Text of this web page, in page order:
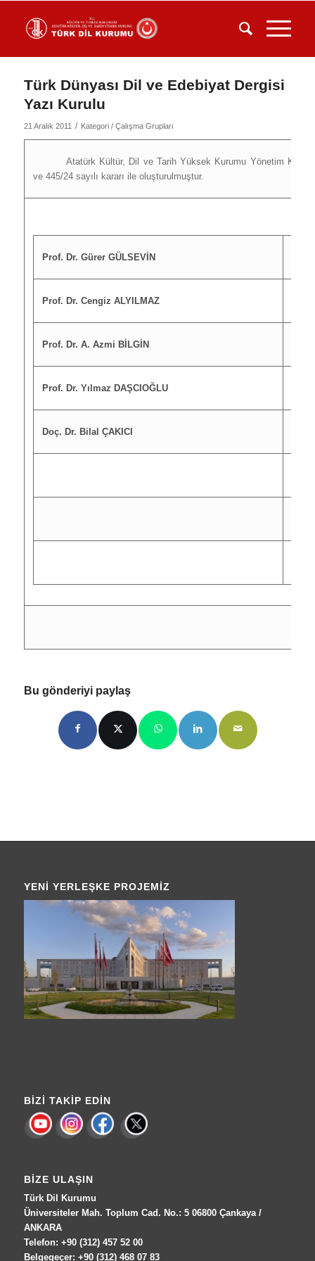
Türk Dünyası Dil ve Edebiyat Dergisi
Yazı Kurulu
21 Aralık 2011 / Kategori / Çalışma Grupları
Atatürk Kültür, Dil ve Tarih Yüksek Kurumu Yönetim
ve 445/24 sayılı kararı ile oluşturulmuştur.
Prof. Dr. Gürer GÜLSEVİN
Prof. Dr. Cengiz ALYILMAZ
Prof. Dr. A. Azmi BİLGİN
Prof. Dr. Yılmaz DAŞCIOĞLU
Doç. Dr. Bilal ÇAKICI
Bu gönderiyi paylaş
YENI YERLEŞKE PROJEMIZ
BIZI TAKIP EDIN
BIZE ULAŞIN
Türk Dil Kurumu
Üniversiteler Mah. Toplum Cad. No.: 5 06800 Çankaya /
ANKARA
Telefon: +90 (312) 457 52 00
Belgegeçer: +90 (312) 468 07 83